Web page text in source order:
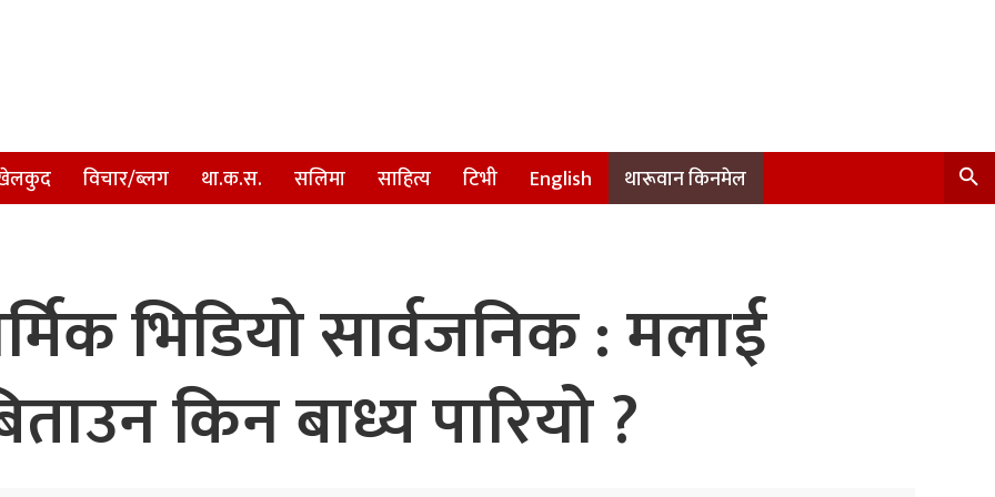
विचार/ब्लग था.क.स. सलिमा साहित्य टिभी English थारूवान किनमेल
भिडियो सार्वजनिक : मलाई
किन बाध्य पारियो ?